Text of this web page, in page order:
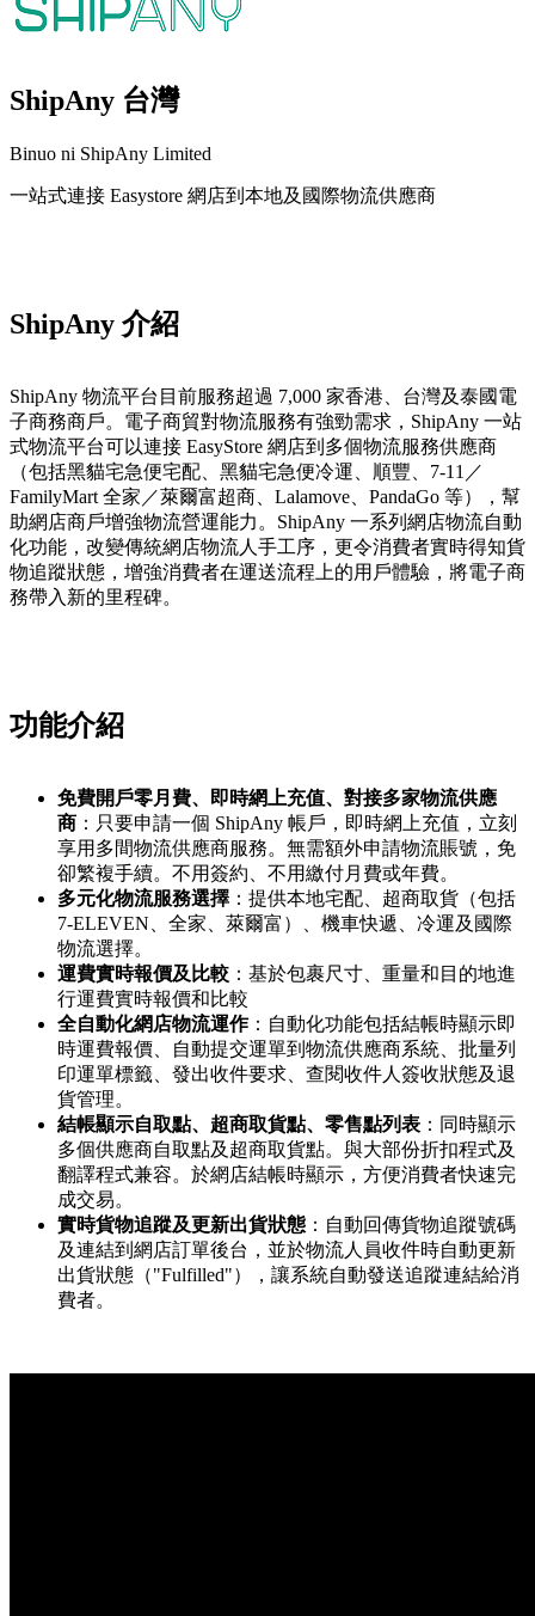
ShipAny 台灣
Binuo ni ShipAny Limited
一站式連接 Easystore 網店到本地及國際物流供應商
ShipAny 介紹
ShipAny 物流平台目前服務超過 7,000 家香港、台灣及泰國電
子商務商戶。電子商貿對物流服務有強勁需求，ShipAny 一站
式物流平台可以連接 EasyStore 網店到多個物流服務供應商
（包括黑貓宅急便宅配、黑貓宅急便冷運、順豐、7-11／
FamilyMart 全家／萊爾富超商、Lalamove、PandaGo 等），幫
助網店商戶增強物流營運能力。ShipAny 一系列網店物流自動
化功能，改變傳統網店物流人手工序，更令消費者實時得知貨
物追蹤狀態，增強消費者在運送流程上的用戶體驗，將電子商
務帶入新的里程碑。
功能介紹
免費開戶零月費、即時網上充值、對接多家物流供應
商 ：只要申請一個 ShipAny 帳戶，即時網上充值，立刻
享用多間物流供應商服務。無需額外申請物流賬號，免
卻繁複手續。不用簽約、不用繳付月費或年費。
多元化物流服務選擇 ：提供本地宅配、超商取貨（包括
7-ELEVEN、全家、萊爾富）、機車快遞、冷運及國際
物流選擇。
運費實時報價及比較 ：基於包裹尺寸、重量和目的地進
行運費實時報價和比較
全自動化網店物流運作：自動化功能包括結帳時顯示即
時運費報價、自動提交運單到物流供應商系統、批量列
印運單標籤、發出收件要求、查閱收件人簽收狀態及退
貨管理。
結帳顯示自取點、超商取貨點、零售點列表 ：同時顯示
多個供應商自取點及超商取貨點。與大部份折扣程式及
翻譯程式兼容。於網店結帳時顯示，方便消費者快速完
成交易。
實時貨物追蹤及更新出貨狀態 ：自動回傳貨物追蹤號碼
及連結到網店訂單後台，並於物流人員收件時自動更新
出貨狀態（"Fulfilled"），讓系統自動發送追蹤連結給消
費者。